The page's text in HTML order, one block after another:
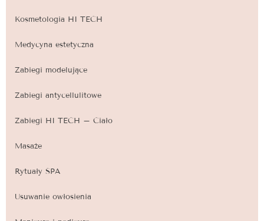
Kosmetologia HI TECH
Medycyna estetyczna
Zabiegi modelujące
Zabiegi antycellulitowe
Zabiegi HI TECH – Ciało
Masaże
Rytuały SPA
Usuwanie owłosienia